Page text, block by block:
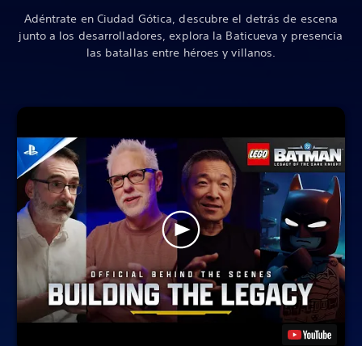
Adéntrate en Ciudad Gótica, descubre el detrás de escena
junto a los desarrolladores, explora la Baticueva y presencia
las batallas entre héroes y villanos.